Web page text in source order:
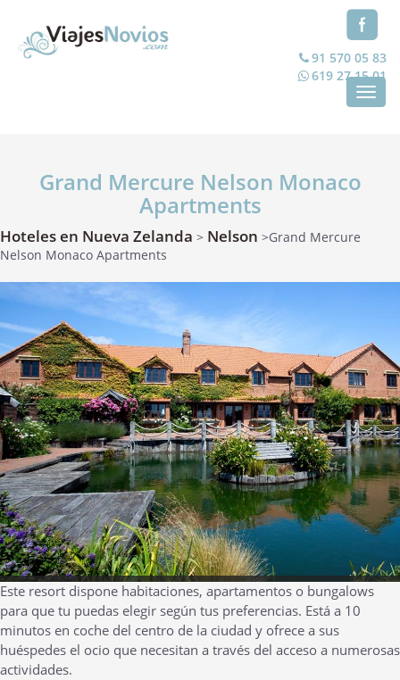
91 570 05 83
619 27 15 01
Grand Mercure Nelson Monaco
Apartments
Hoteles en Nueva Zelanda > Nelson >Grand Mercure
Nelson Monaco Apartments
Este resort dispone habitaciones, apartamentos o bungalows
para que tu puedas elegir según tus preferencias. Está a 10
minutos en coche del centro de la ciudad y ofrece a sus
huéspedes el ocio que necesitan a través del acceso a numerosas
actividades.